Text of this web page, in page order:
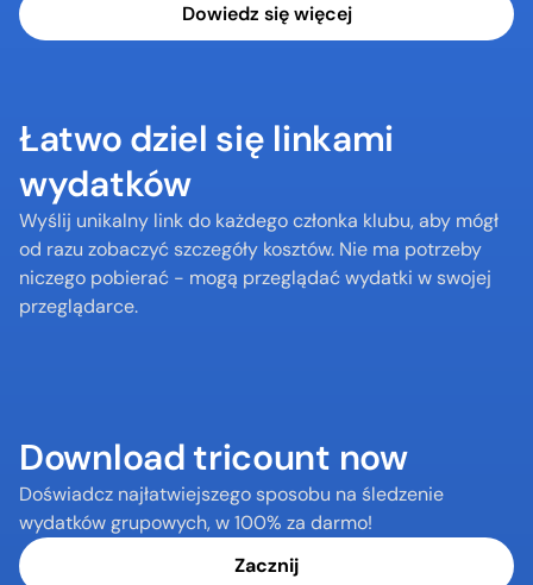
Dowiedz się więcej
Łatwo dziel się linkami
wydatków
Wyślij unikalny link do każdego członka klubu, aby mógł
od razu zobaczyć szczegóły kosztów. Nie ma potrzeby
niczego pobierać - mogą przeglądać wydatki w swojej
przeglądarce.
Download tricount now
Doświadcz najłatwiejszego sposobu na śledzenie
wydatków grupowych, w 100% za darmo!
Zacznij